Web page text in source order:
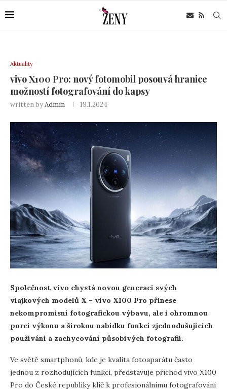
Aktuality
vivo X100 Pro: nový fotomobil posouvá hranice
možností fotografování do kapsy
written byAdmin 19.1.2024
Společnost vivo chystá novou generaci svých
vlajkových modelů X – vivo X100 Pro přinese
nekompromisní fotografickou výbavu, ale i ohromnou
porci výkonu a širokou nabídku funkcí zjednodušujících
používání a zachycování působivých fotografií.
Ve světě smartphonů, kde je kvalita fotoaparátu často
jednou z rozhodujících funkcí, představuje příchod vivo X100
Pro do České republiky klíč k profesionálnímu fotografování